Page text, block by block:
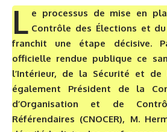
L e processus de mise en
Contrôle des Élections et du
franchit une étape décisive.
officielle rendue publique ce
l’Intérieur, de la Sécurité et de
également Président de la
d’Organisation et de
Référendaires (CNOCER), M.